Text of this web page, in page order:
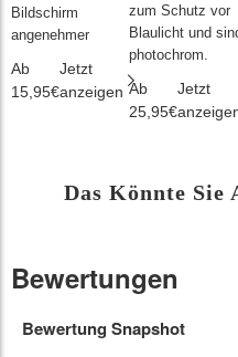
Bildschirm
angenehmer
Ab
15,95€
Jetzt
anzeigen
zum Schutz vor
Blaulicht und
photochrom.
Ab
25,95€
Jetzt
Das Könnte Sie
Bewertungen
Bewertung Snapshot